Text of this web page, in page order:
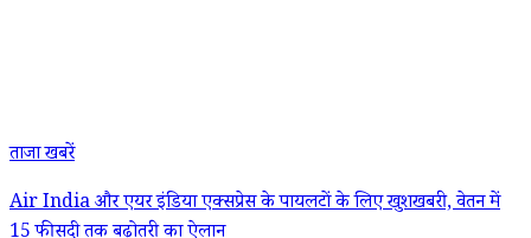
ताजा खबरें
Air India और एयर इंडिया एक्सप्रेस के पायलटों के लिए खुशखबरी, वेतन में